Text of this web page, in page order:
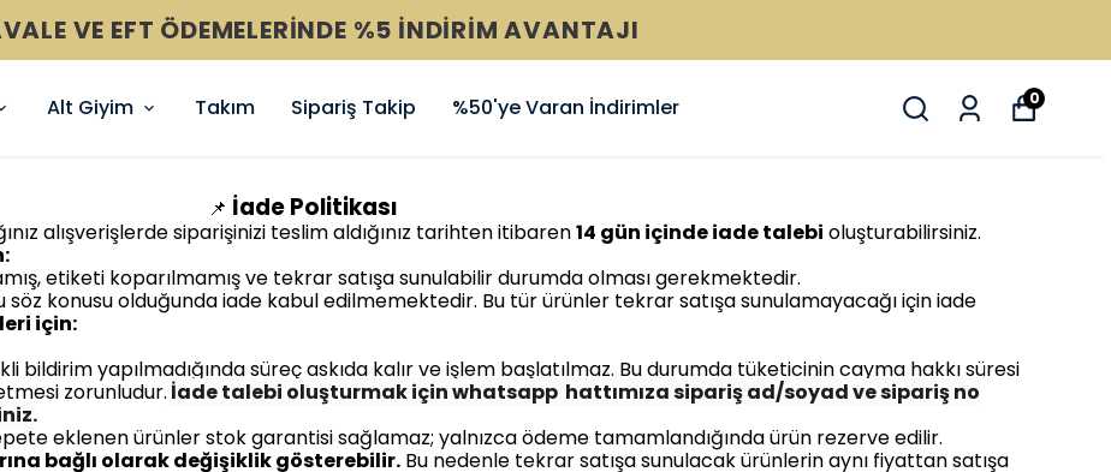
VE EFT ÖDEMELERİNDE %5 İNDİRİM AVANTAJI
Alt Giyim Takım Sipariş Takip %50'ye Varan İndirimler 0
📌 İade Politikası
alışverişlerde siparişinizi teslim aldığınız tarihten itibaren14 gün içinde iade talebi oluşturabilirsiniz.
etiketi koparılmamış ve tekrar satışa sunulabilir durumda olması gerekmektedir.
konusu olduğunda iade kabul edilmemektedir. Bu tür ürünler tekrar satışa sunulamayacağı için iade
için:
yapılmadığında süreç askıda kalır ve işlem başlatılmaz. Bu durumda tüketicinin cayma hakkı süresi
zorunludur. İade talebi oluşturmak için whatsapp hattımıza sipariş ad/soyad ve sipariş no
eklenen ürünler stok garantisi sağlamaz; yalnızca ödeme tamamlandığında ürün rezerve edilir.
bağlı olarak değişiklik gösterebilir. Bu nedenle tekrar satışa sunulacak ürünlerin aynı fiyattan satışa